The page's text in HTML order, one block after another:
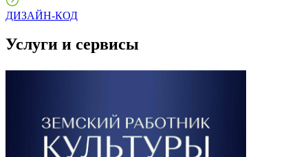
ДИЗАЙН-КОД
Услуги и сервисы